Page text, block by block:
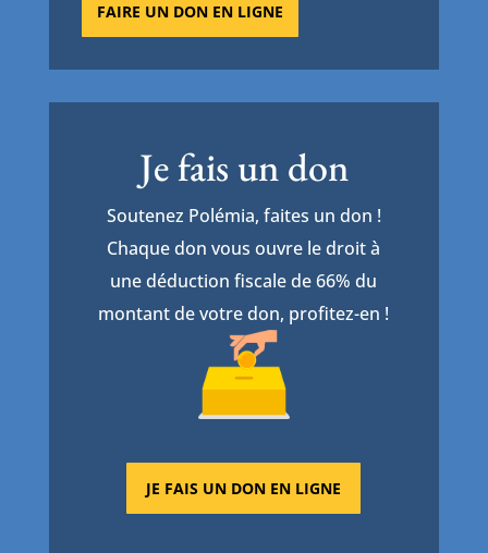
FAIRE UN DON EN LIGNE
Je fais un don
Soutenez Polémia, faites un don !
Chaque don vous ouvre le droit à
une déduction fiscale de 66% du
montant de votre don, profitez-en !
JE FAIS UN DON EN LIGNE